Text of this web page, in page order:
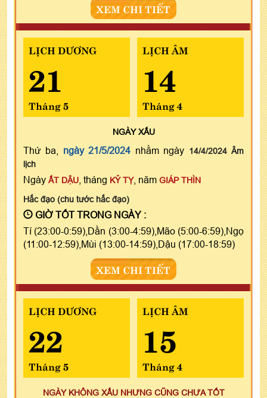
XEM CHI TIẾT
LỊCH DƯƠNG
21
Tháng 5
LỊCH ÂM
14
Tháng 4
NGÀYXẤU
Thứ ba, ngày 21/5/2024 nhằm ngày 14/4/2024 Âm
lịch
Ngày ẤT DẬU , tháng KỶ TỴ, năm GIÁP THÌN
Hắc đạo (chu tước hắc đạo)
GIỜ TỐT TRONG NGÀY :
Tí (23:00-0:59),Dần (3:00-4:59),Mão (5:00-6:59),Ngọ
(11:00-12:59),Mùi (13:00-14:59),Dậu (17:00-18:59)
XEM CHI TIẾT
LỊCH DƯƠNG
22
Tháng 5
LỊCH ÂM
15
Tháng 4
NGÀY KHÔNG XẤU NHƯNG CŨNG CHƯA TỐT